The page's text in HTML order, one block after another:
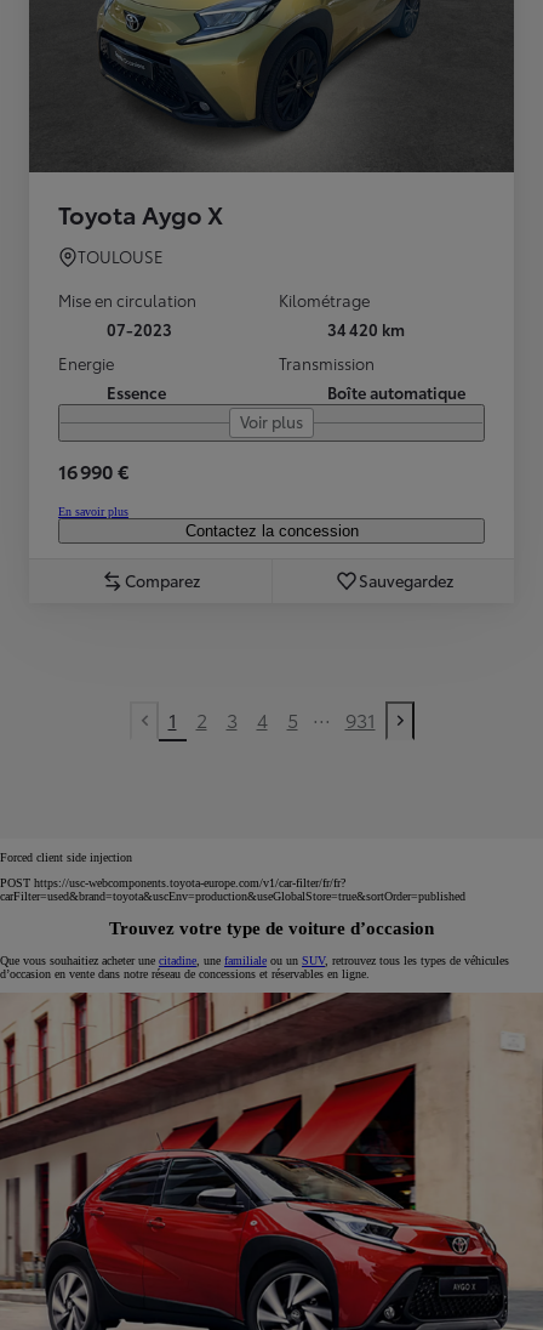
Toyota Aygo X
TOULOUSE
Mise en circulation
07-2023
Kilométrage
34 420 km
Energie
Essence
Transmission
Boîte automatique
Voir plus
16 990 €
En savoir plus
Contactez la concession
Comparez Sauvegardez
Previous page
1 2 3 4 5 ... 931
Next page
Forced client side injection
POST https://usc-webcomponents.toyota-europe.com/v1/car-filter/fr/fr?
carFilter=used&brand=toyota&uscEnv=production&useGlobalStore=true&sortOrder=published
Trouvez votre type de voiture d’occasion
Que vous souhaitiez acheter une citadine , une familiale ou un SUV, retrouvez tous les types de véhicules
d’occasion en vente dans notre réseau de concessions et réservables en ligne.